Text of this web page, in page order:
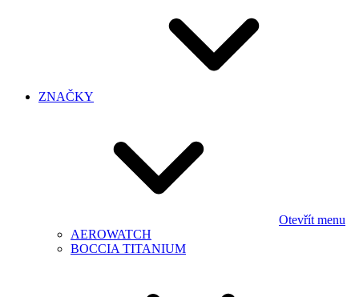
ZNAČKY
Otevřít menu
AEROWATCH
BOCCIA TITANIUM